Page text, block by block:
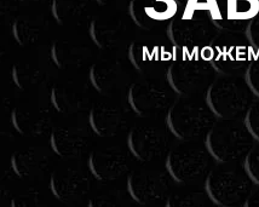
СКУПКА Б/